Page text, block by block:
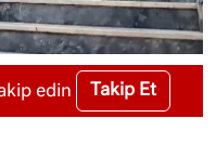
edin Takip Et